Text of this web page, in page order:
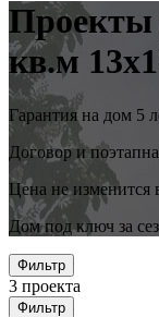
Проекты
кв.м
Гарантия на дом 5
Договор и
Цена не изменится
Дом под ключ за
Фильтр
3 проекта
Фильтр